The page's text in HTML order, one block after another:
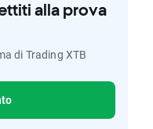
alla prova
di Trading XTB